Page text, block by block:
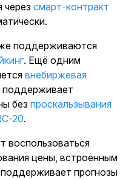
через смарт-контракт
поддерживаются
. Ещё одним
внебиржевая
поддерживает
без проскальзывания
20.
воспользоваться
цены, встроенным
прогнозы